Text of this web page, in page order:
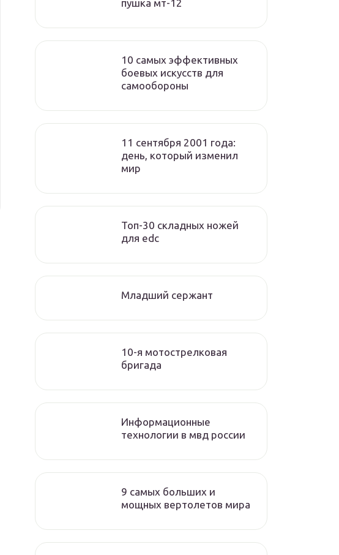
пушка мт-12
10 самых эффективных
боевых искусств для
самообороны
11 сентября 2001 года:
день, который изменил
мир
Топ-30 складных ножей
для edc
Младший сержант
10-я мотострелковая
бригада
Информационные
технологии в мвд россии
9 самых больших и
мощных вертолетов мира